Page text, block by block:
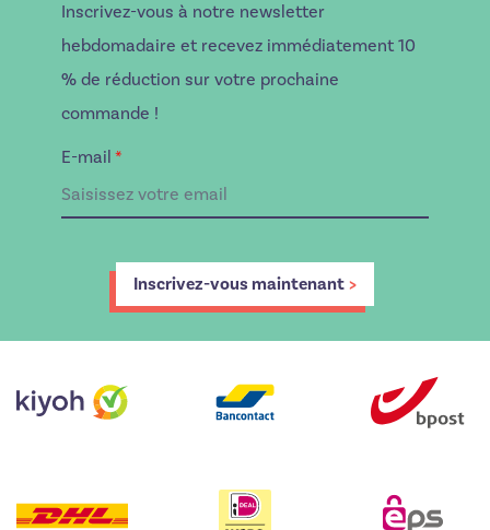
Inscrivez-vous à notre newsletter
hebdomadaire et recevez immédiatement 10
% de réduction sur votre prochaine
commande !
E-mail *
Inscrivez-vous maintenant >